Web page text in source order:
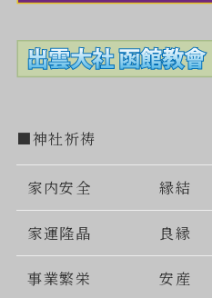
■神社祈祷
家内安全 縁結
家運隆晶 良縁
事業繁栄 安産